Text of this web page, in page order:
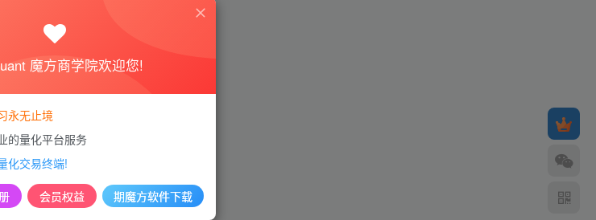
魔方商学院欢迎您!
永无止境
的量化平台服务
化交易终端!
会员权益 期魔方软件下载